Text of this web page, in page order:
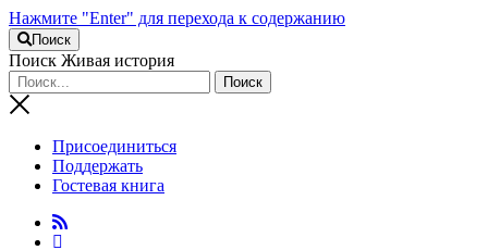
Нажмите "Enter" для перехода к содержанию
Поиск
Поиск Живая история
Присоединиться
Поддержать
Гостевая книга